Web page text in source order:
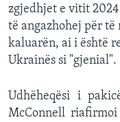
zgjedhjet e vitit
të angazhohej për
kaluarën, ai i është
Ukrainës si "gjenial".
Udhëheqësi i
McConnell